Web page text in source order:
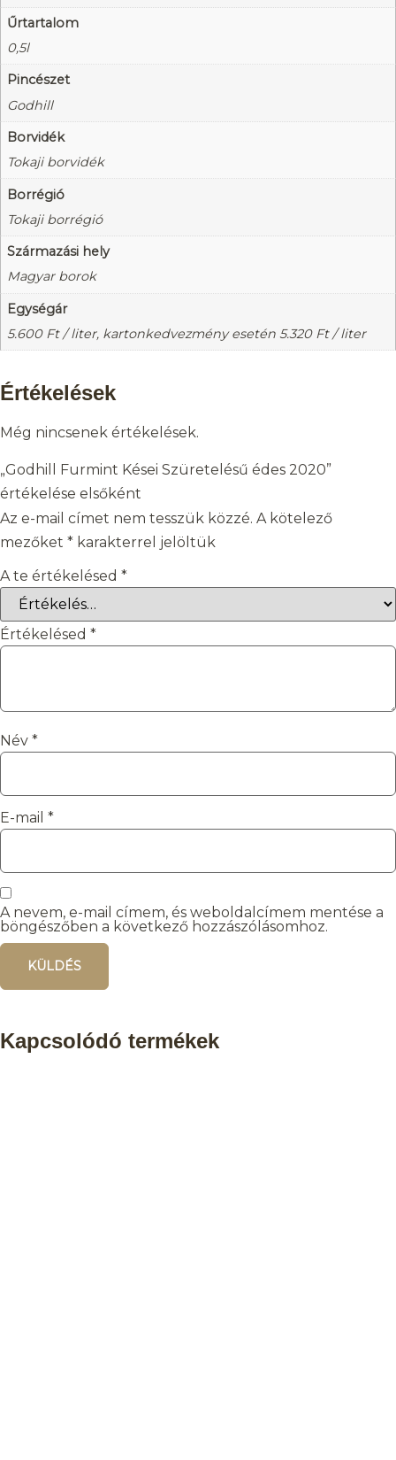
Űrtartalom
0,5l
Pincészet
Godhill
Borvidék
Tokaji borvidék
Borrégió
Tokaji borrégió
Származási hely
Magyar borok
Egységár
5.600 Ft/ liter, kartonkedvezmény esetén5.320 Ft/ liter
Értékelések
Még nincsenek értékelések.
„Godhill Furmint Kései Szüretelésű édes 2020”
értékelése elsőként
Az e-mail címet nem tesszük közzé. A kötelező
mezőket * karakterrel jelöltük
A te értékelésed *
Értékelésed *
Név *
E-mail *
A nevem, e-mail címem, és weboldalcímem mentése a
böngészőben a következő hozzászólásomhoz.
Kapcsolódó termékek